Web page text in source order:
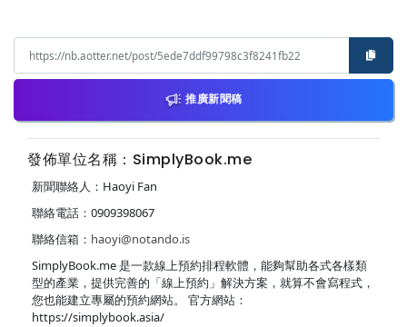
推廣新聞稿
發佈單位名稱：SimplyBook.me
新聞聯絡人：Haoyi Fan
聯絡電話：0909398067
聯絡信箱： haoyi@notando.is
SimplyBook.me 是一款線上預約排程軟體，能夠幫助各式各樣類
型的產業，提供完善的「線上預約」解決方案，就算不會寫程式，
您也能建立專屬的預約網站。 官方網站：
https://simplybook.asia/